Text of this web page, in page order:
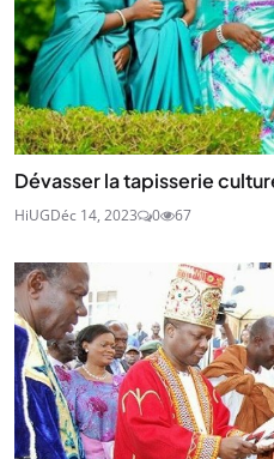
Dévasser la tapisserie
HiUGDéc 14, 2023 0 67